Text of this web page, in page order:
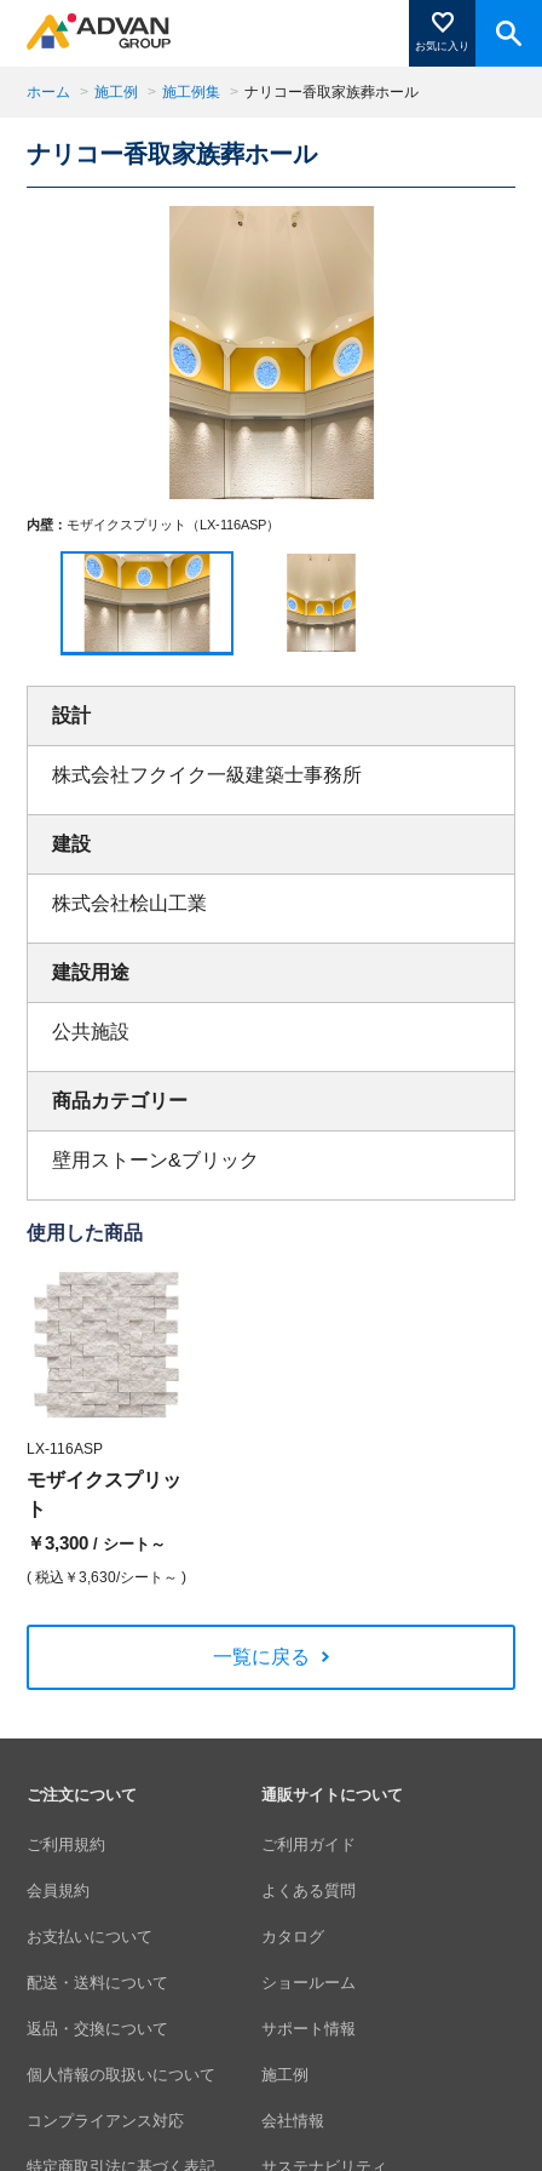
お気に入り
商品ページにある「お気に入り登録」を押すと登録した
商品がここに表示されます。
ホーム > 施工例 > 施工例集 > ナリコー香取家族葬ホール
ナリコー香取家族葬ホール
内壁：モザイクスプリット（LX-116ASP）
設計
株式会社フクイク一級建築士事務所
建設
株式会社桧山工業
建設用途
公共施設
商品カテゴリー
壁用ストーン&ブリック
使用した商品
LX-116ASP
モザイクスプリッ
ト
￥3,300/ シート～
( 税込 ￥3,630/シート～ )
一覧に戻る
ご注文について
ご利用規約
会員規約
お支払いについて
配送・送料について
返品・交換について
個人情報の取扱いについて
コンプライアンス対応
特定商取引法に基づく表記
通販サイトについて
ご利用ガイド
よくある質問
カタログ
ショールーム
サポート情報
施工例
会社情報
サステナビリティ